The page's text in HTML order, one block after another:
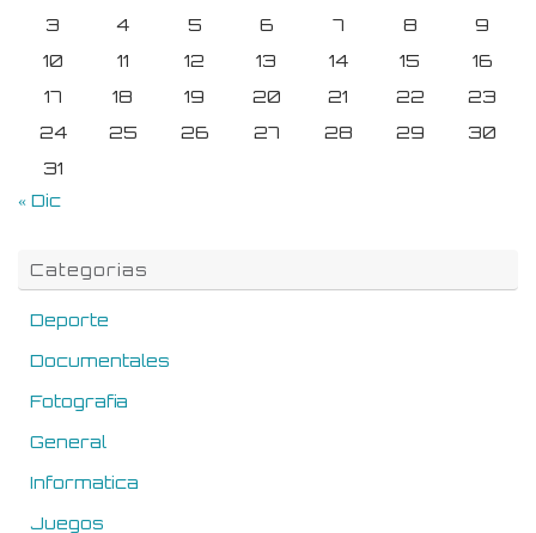
3
4 5 6 7 8
9
10
11 12 13 14 15
16
17
18 19 20 21 22
23
24
25 26 27 28 29
30
31
« Dic
Categorias
Deporte
Documentales
Fotografia
General
Informatica
Juegos